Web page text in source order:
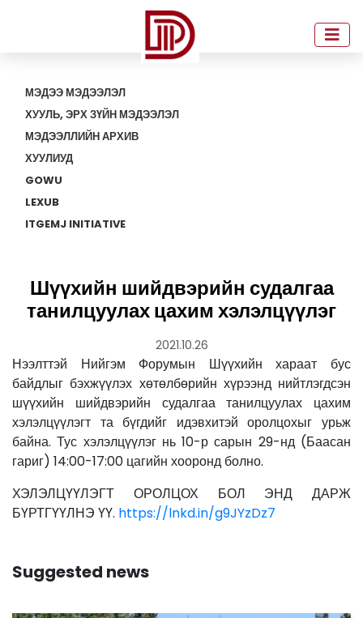
МЭДЭЭ МЭДЭЭЛЭЛ
ХУУЛЬ, ЭРХ ЗҮЙН МЭДЭЭЛЭЛ
МЭДЭЭЛЛИЙН АРХИВ
ХУУЛИУД
GOWU
LEXUB
ITGEMJ INITIATIVE
Шүүхийн шийдвэрийн судалгаа
танилцуулах цахим хэлэлцүүлэг
2021.10.26
Нээлттэй Нийгэм Форумын Шүүхийн хараат бус
байдлыг бэхжүүлэх хөтөлбөрийн хүрээнд нийтлэгдсэн
шүүхийн шийдвэрийн судалгаа танилцуулах цахим
хэлэлцүүлэгт та бүгдийг идэвхитэй оролцохыг урьж
байна. Тус хэлэлцүүлэг нь 10-р сарын 29-нд (Баасан
гариг) 14:00-17:00 цагийн хооронд болно.
ХЭЛЭЛЦҮҮЛЭГТ ОРОЛЦОХ БОЛ ЭНД ДАРЖ
БҮРТГҮҮЛНЭ ҮҮ. https://lnkd.in/g9JYzDz7
Suggested news